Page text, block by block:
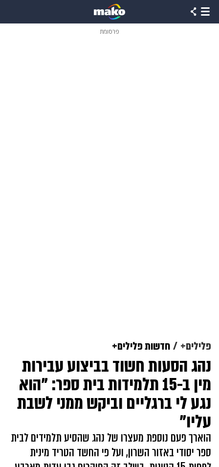
פרסומת
פלילים+ חדשות פלילים+
נהג הסעות חשוד בביצוע עבירות
מין ב-15 תלמידות בית ספר: "הוא
נגע לי ברגליים וביקש ממני לשבת
עליו"
הוארך פעם נוספת מעצרו של נהג שהסיע תלמידים לבית
ספר יסודי באזור השרון, ועל פי החשד הטריד מינית